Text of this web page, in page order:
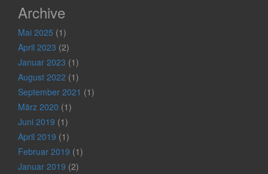
Archive
Mai 2025 (1)
April 2023 (2)
Januar 2023 (1)
August 2022 (1)
September 2021 (1)
März 2020 (1)
Juni 2019 (1)
April 2019 (1)
Februar 2019 (1)
Januar 2019 (2)